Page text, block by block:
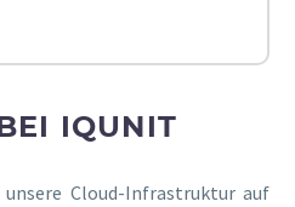
IQUNIT
Cloud-Infrastruktur auf